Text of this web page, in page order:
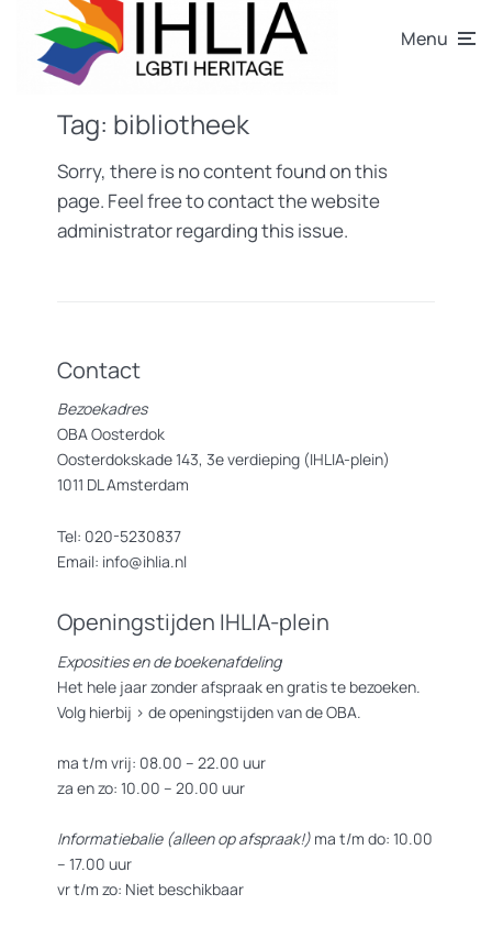
Menu
Tag: bibliotheek
Sorry, there is no content found on this
page. Feel free to contact the website
administrator regarding this issue.
Contact
Bezoekadres
OBA Oosterdok
Oosterdokskade 143, 3e verdieping (IHLIA-plein)
1011 DL Amsterdam
Tel: 020-5230837
Email: info@ihlia.nl
Openingstijden IHLIA-plein
Exposities en de boekenafdeling
Het hele jaar zonder afspraak en gratis te bezoeken.
Volg hierbij > de openingstijden van de OBA.
ma t/m vrij: 08.00 – 22.00 uur
za en zo: 10.00 – 20.00 uur
Informatiebalie (alleen op afspraak!) ma t/m do: 10.00
– 17.00 uur
vr t/m zo: Niet beschikbaar